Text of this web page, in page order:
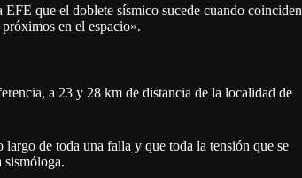
que el doblete sísmico sucede cuando coinciden
en el espacio».
a 23 y 28 km de distancia de la localidad de
de toda una falla y que toda la tensión que se
sismóloga.